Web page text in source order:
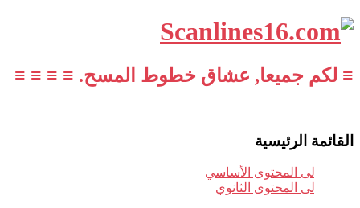
≡ لكم جميعا, عشاق خطوط المسح. ≡ ≡ ≡ ≡
القائمة الرئيسية
تخطي إلى المحتوى الأساسي
تخطي إلى المحتوى الثانوي